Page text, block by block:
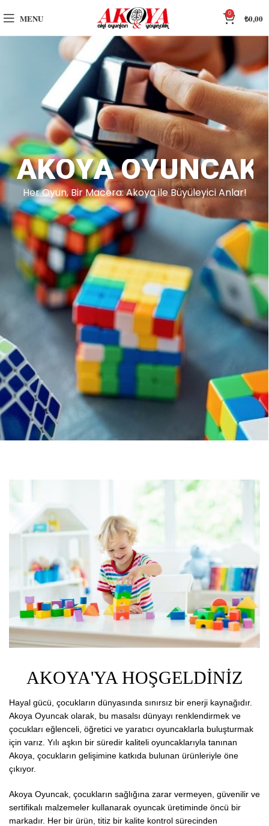
MENU 0 ₺0,00
AKOYA OYUNCAK
Her Oyun, Bir Macera: Akoya ile Büyüleyici Anlar!
AKOYA'YA HOŞGELDİNİZ
Hayal gücü, çocukların dünyasında sınırsız bir enerji kaynağıdır.
Akoya Oyuncak olarak, bu masalsı dünyayı renklendirmek ve
çocukları eğlenceli, öğretici ve yaratıcı oyuncaklarla buluşturmak
için varız. Yılı aşkın bir süredir kaliteli oyuncaklarıyla tanınan
Akoya, çocukların gelişimine katkıda bulunan ürünleriyle öne
çıkıyor.
Akoya Oyuncak, çocukların sağlığına zarar vermeyen, güvenilir ve
sertifikalı malzemeler kullanarak oyuncak üretiminde öncü bir
markadır. Her bir ürün, titiz bir kalite kontrol sürecinden